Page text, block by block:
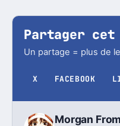
Partager
Un partage = plus de
X FACEBOOK
Morgan